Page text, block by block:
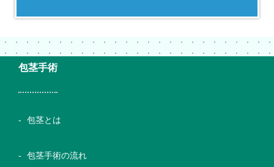
包茎手術
包茎とは
包茎手術の流れ